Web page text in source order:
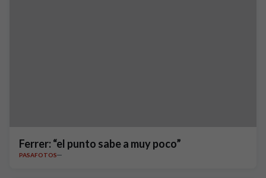
Ferrer: “el punto sabe a muy poco”
PASAFOTOS